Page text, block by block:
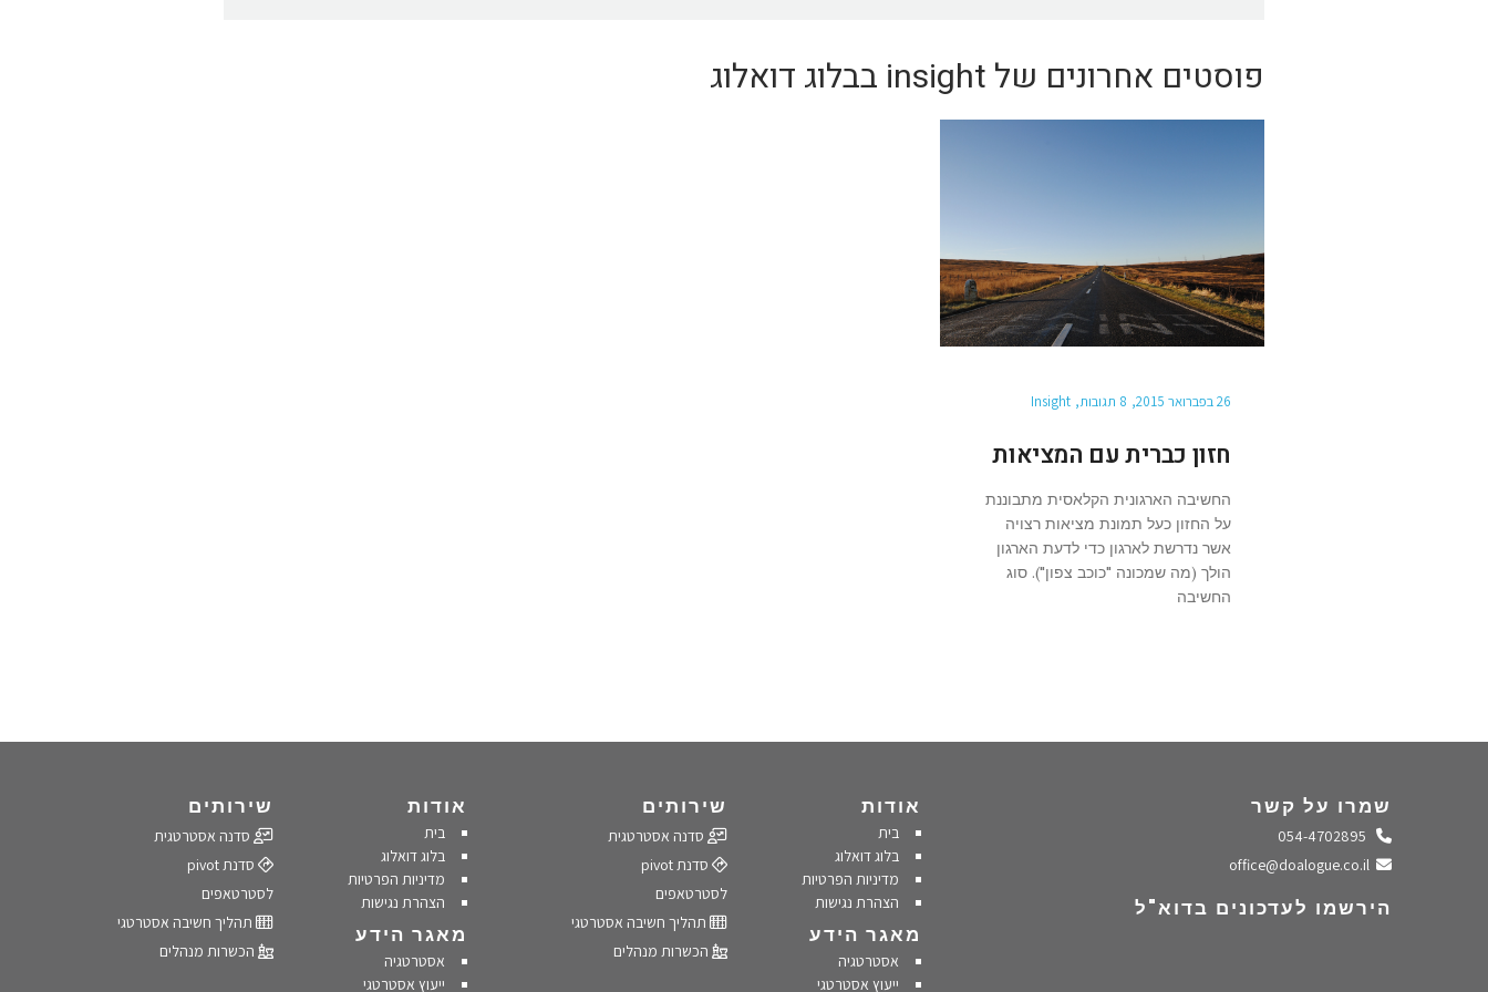
פוסטים אחרונים של insight בבלוג דואלוג
26 בפברואר 2015 8 תגובות Insight
חזון כברית עם המציאות
החשיבה הארגונית הקלאסית מתבוננת
על החזון כעל תמונת מציאות רצויה
אשר נדרשת לארגון כדי לדעת הארגון
הולך (מה שמכונה "כוכב צפון"). סוג
החשיבה
שמרו על קשר
התקשרו אלינו
שלחו מייל
הירשמו לעדכונים בדוא"ל
אודות
בית
בלוג דואלוג
מדיניות הפרטיות
הצהרת נגישות
מאגר הידע
אסטרטגיה
ייעוץ אסטרטגי
שירותים
סדנה אסטרטגית
סדנת pivot
לסטרטאפים
תהליך חשיבה אסטרטגי
הכשרות מנהלים
אודות
בית
בלוג דואלוג
מדיניות הפרטיות
הצהרת נגישות
מאגר הידע
אסטרטגיה
ייעוץ אסטרטגי
שירותים
סדנה אסטרטגית
סדנת pivot
לסטרטאפים
תהליך חשיבה אסטרטגי
הכשרות מנהלים